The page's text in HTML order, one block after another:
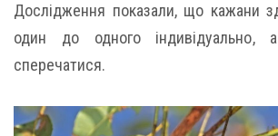
Дослідження показали, що кажани
один до одного індивідуально,
сперечатися.